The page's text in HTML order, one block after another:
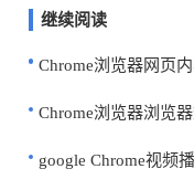
继续阅读
Chrome浏览器网页
Chrome浏览器浏览
google Chrome视频